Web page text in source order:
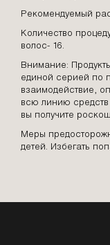
Рекомендуемый
Количество
волос- 16.
Внимание:
единой серией по
взаимодействие,
всю линию средств
вы получите
Меры
детей. Избегать